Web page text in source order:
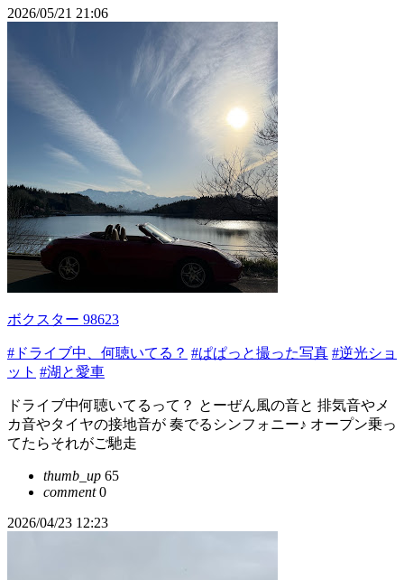
2026/05/21 21:06
ボクスター 98623
#ドライブ中、何聴いてる？ #ぱぱっと撮った写真 #逆光ショ
ット #湖と愛車
ドライブ中何聴いてるって？ とーぜん風の音と 排気音やメ
カ音やタイヤの接地音が 奏でるシンフォニー♪ オープン乗っ
てたらそれがご馳走
thumb_up 65
comment0
2026/04/23 12:23